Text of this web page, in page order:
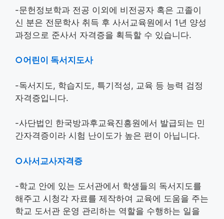
-문헌정보학과 전공 이외에 비전공자 혹은 고졸이
신 분은 전문학사 취득 후 사서교육원에서 1년 양성
과정으로 준사서 자격증을 획득할 수 있습니다.
○어린이 독서지도사
-독서지도, 학습지도, 특기적성, 교육 등 능력 검정
자격증입니다.
-사단법인 한국방과후교육진흥원에서 발급되는 민
간자격증이라 시험 난이도가 높은 편이 아닙니다.
○사서교사자격증
-학교 안에 있는 도서관에서 학생들의 독서지도를
해주고 시청각 자료를 제작하여 교육에 도움을 주는
학교 도서관 운영 관리하는 역할을 수행하는 일을